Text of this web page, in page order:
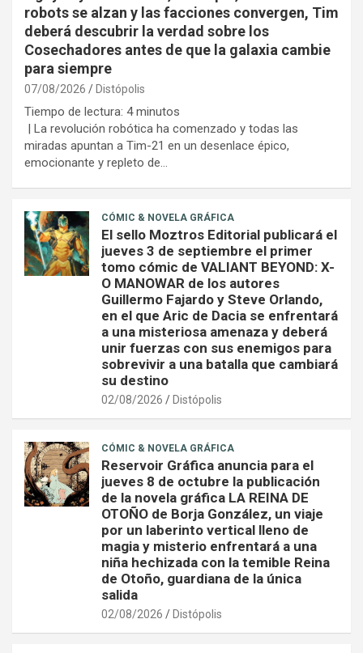
robots se alzan y las facciones convergen, Tim
deberá descubrir la verdad sobre los
Cosechadores antes de que la galaxia cambie
para siempre
07/08/2026 Distópolis
Tiempo de lectura: 4 minutos
| La revolución robótica ha comenzado y todas las
miradas apuntan a Tim-21 en un desenlace épico,
emocionante y repleto de…
CÓMIC & NOVELA GRÁFICA
El sello Moztros Editorial publicará el
jueves 3 de septiembre el primer
tomo cómic de VALIANT BEYOND: X-
O MANOWAR de los autores
Guillermo Fajardo y Steve Orlando,
en el que Aric de Dacia se enfrentará
a una misteriosa amenaza y deberá
unir fuerzas con sus enemigos para
sobrevivir a una batalla que cambiará
su destino
02/08/2026 Distópolis
CÓMIC & NOVELA GRÁFICA
Reservoir Gráfica anuncia para el
jueves 8 de octubre la publicación
de la novela gráfica LA REINA DE
OTOÑO de Borja González, un viaje
por un laberinto vertical lleno de
magia y misterio enfrentará a una
niña hechizada con la temible Reina
de Otoño, guardiana de la única
salida
02/08/2026 Distópolis